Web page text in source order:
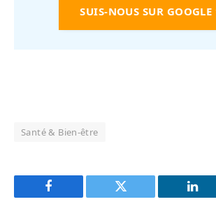
SUIS-NOUS SUR GOOGLE
Santé & Bien-être
Facebook Twitter